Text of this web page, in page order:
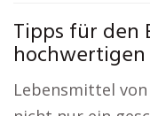
Tipps für den
Lebensmittel